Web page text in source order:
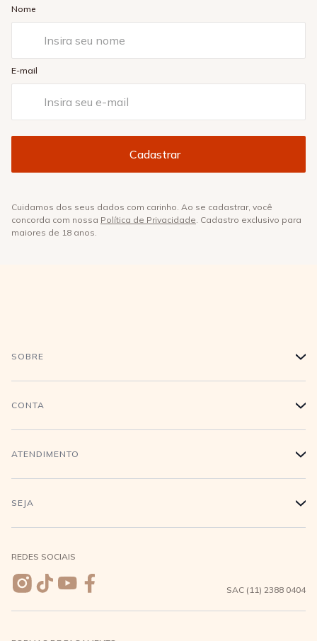
Nome
E-mail
Cuidamos dos seus dados com carinho. Ao se cadastrar, você
concorda com nossa Política de Privacidade. Cadastro exclusivo para
maiores de 18 anos.
SOBRE +
História
Conecte-se
CONTA +
Login
Meus pedidos
Wishlist
ATENDIMENTO +
Compra Segura
Entrega e Frete
Trocas e Devoluções
SEJA +
REDES SOCIAIS
SAC (11) 2388 0404